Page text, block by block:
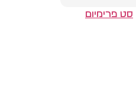
סט פרימיום